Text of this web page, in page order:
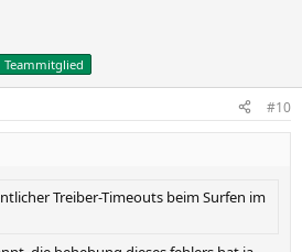
Teammitglied
#10
Treiber-Timeouts beim Surfen im